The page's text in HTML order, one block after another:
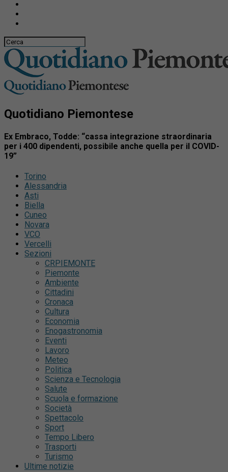
Quotidiano Piemontese
Ex Embraco, Todde: “cassa integrazione straordinaria
per i 400 dipendenti, possibile anche quella per il COVID-
19”
Torino
Alessandria
Asti
Biella
Cuneo
Novara
VCO
Vercelli
Sezioni
CRPIEMONTE
Piemonte
Ambiente
Cittadini
Cronaca
Cultura
Economia
Enogastronomia
Eventi
Lavoro
Meteo
Politica
Scienza e Tecnologia
Salute
Scuola e formazione
Società
Spettacolo
Sport
Tempo Libero
Trasporti
Turismo
Ultime notizie